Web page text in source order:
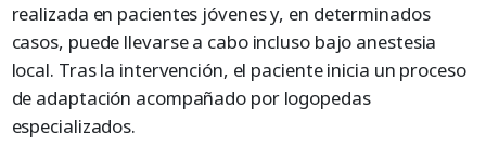
realizada en pacientes jóvenes y, en determinados
casos, puede llevarse a cabo incluso bajo anestesia
local. Tras la intervención, el paciente inicia un proceso
de adaptación acompañado por logopedas
especializados.